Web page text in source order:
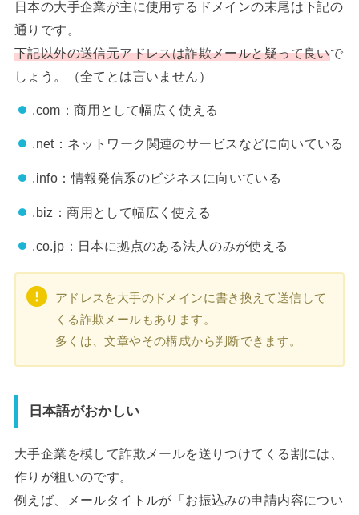
日本の大手企業が主に使用するドメインの末尾は下記の
通りです。
下記以外の送信元アドレスは詐欺メールと疑って良いで
しょう。（全てとは言いません）
.com：商用として幅広く使える
.net：ネットワーク関連のサービスなどに向いている
.info：情報発信系のビジネスに向いている
.biz：商用として幅広く使える
.co.jp：日本に拠点のある法人のみが使える
アドレスを大手のドメインに書き換えて送信して
くる詐欺メールもあります。
多くは、文章やその構成から判断できます。
日本語がおかしい
大手企業を模して詐欺メールを送りつけてくる割には、
作りが粗いのです。
例えば、メールタイトルが「お振込みの申請内容につい